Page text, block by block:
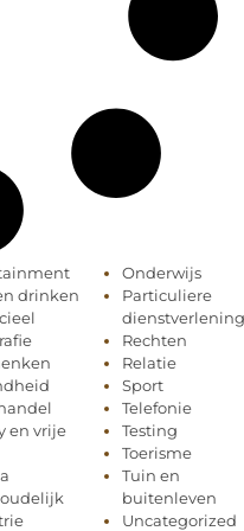
drinken
en vrije
Onderwijs
Particuliere
dienstverlening
Rechten
Relatie
Sport
Telefonie
Testing
Toerisme
Tuin en
buitenleven
Uncategorized